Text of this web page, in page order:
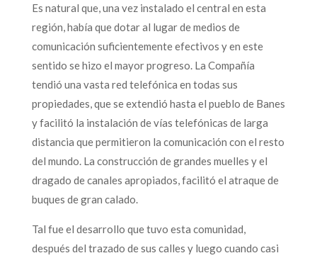
Es natural que, una vez instalado el central en esta
región, había que dotar al lugar de medios de
comunicación suficientemente efectivos y en este
sentido se hizo el mayor progreso. La Compañía
tendió una vasta red telefónica en todas sus
propiedades, que se extendió hasta el pueblo de Banes
y facilitó la instalación de vías telefónicas de larga
distancia que permitieron la comunicación con el resto
del mundo. La construcción de grandes muelles y el
dragado de canales apropiados, facilitó el atraque de
buques de gran calado.
Tal fue el desarrollo que tuvo esta comunidad,
después del trazado de sus calles y luego cuando casi